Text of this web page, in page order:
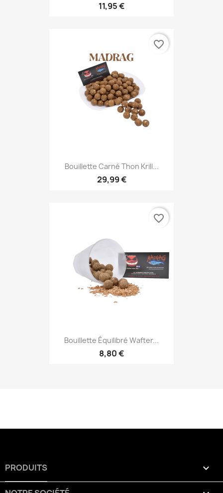
11,95 €
Bouillette Carné Thon Krill...
29,99 €
favorite_border
Bouillette Équilibré Wafter...
8,80 €
favorite_border
PRODUITS 